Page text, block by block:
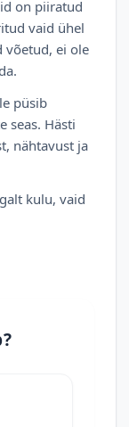
on piiratud
vaid ühel
võetud, ei ole
püsib
seas. Hästi
nähtavust ja
kulu, vaid